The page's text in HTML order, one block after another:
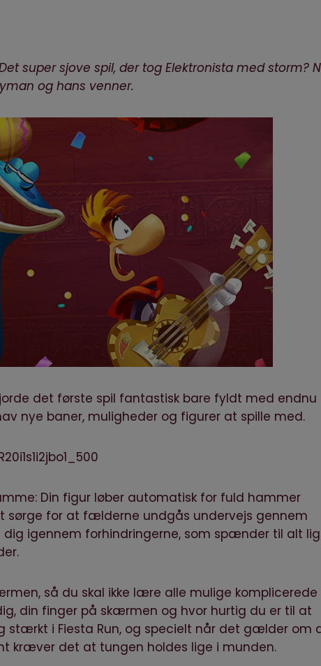
super sjove spil, der tog Elektronista med storm?
og hans venner.
det første spil fantastisk bare fyldt med endnu
nye baner, muligheder og figurer at spille med.
Din figur løber automatisk for fuld hammer
sørge for at fælderne undgås undervejs gennem
dig igennem forhindringerne, som spænder til alt
så du skal ikke lære alle mulige komplicerede
din finger på skærmen og hvor hurtig du er til at
stærkt i Fiesta Run, og specielt når det gælder om
kræver det at tungen holdes lige i munden.